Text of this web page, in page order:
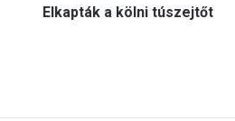
Elkapták a kölni túszejtőt